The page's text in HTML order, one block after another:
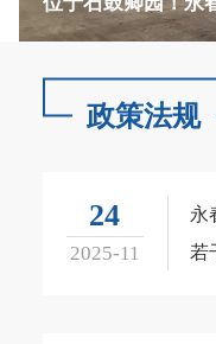
政策法规
24
2025-11
永
若